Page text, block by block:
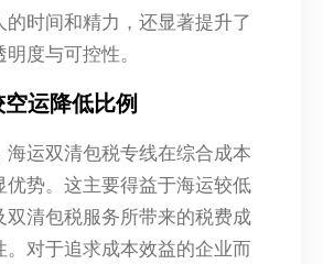
的时间和精力，还显著提升了
度与可控性。
运降低比例
海运双清包税专线在综合成本
优势。这主要得益于海运较低
双清包税服务所带来的税费成
。对于追求成本效益的企业而